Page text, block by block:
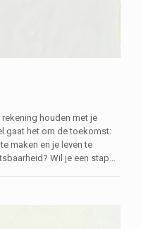
houden met je
gaat het om de toekomst:
maken en je leven te
Wil je een stap